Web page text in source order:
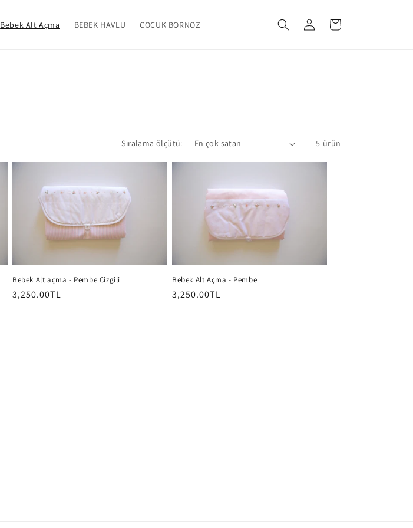
Bebek Alt Açma BEBEK HAVLU ÇOCUK BORNOZ
Oturum
Sepet
Sıralama ölçütü: 5 ürün
Bebek Alt açma - Pembe Çizgili
Normal
3,250.00TL
Bebek Alt Açma - Pembe
Normal
3,250.00TL